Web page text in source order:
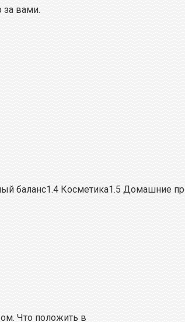
за вами.
баланс1.4 Косметика1.5 Домашние
Что положить в